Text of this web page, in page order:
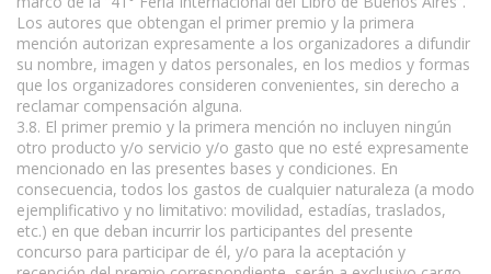
Los autores que obtengan el primer premio y la primera
mención autorizan expresamente a los organizadores a difundir
su nombre, imagen y datos personales, en los medios y formas
que los organizadores consideren convenientes, sin derecho a
reclamar compensación alguna.
3.8. El primer premio y la primera mención no incluyen ningún
otro producto y/o servicio y/o gasto que no esté expresamente
mencionado en las presentes bases y condiciones. En
consecuencia, todos los gastos de cualquier naturaleza (a modo
ejemplificativo y no limitativo: movilidad, estadías, traslados,
etc.) en que deban incurrir los participantes del presente
concurso para participar de él, y/o para la aceptación y